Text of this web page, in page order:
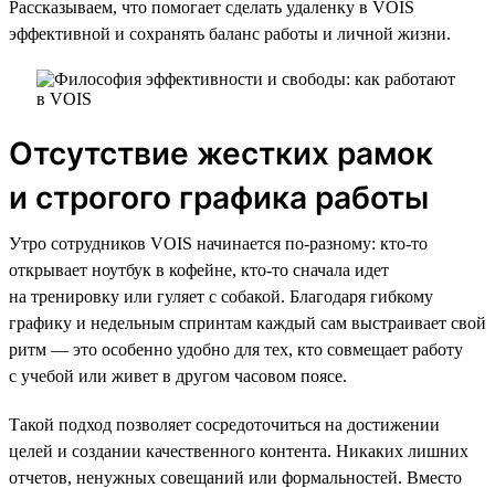
Рассказываем, что помогает сделать удаленку в VOIS
эффективной и сохранять баланс работы и личной жизни.
Отсутствие жестких рамок
и строгого графика работы
Утро сотрудников VOIS начинается по-разному: кто-то
открывает ноутбук в кофейне, кто-то сначала идет
на тренировку или гуляет с собакой. Благодаря гибкому
графику и недельным спринтам каждый сам выстраивает свой
ритм — это особенно удобно для тех, кто совмещает работу
с учебой или живет в другом часовом поясе.
Такой подход позволяет сосредоточиться на достижении
целей и создании качественного контента. Никаких лишних
отчетов, ненужных совещаний или формальностей. Вместо